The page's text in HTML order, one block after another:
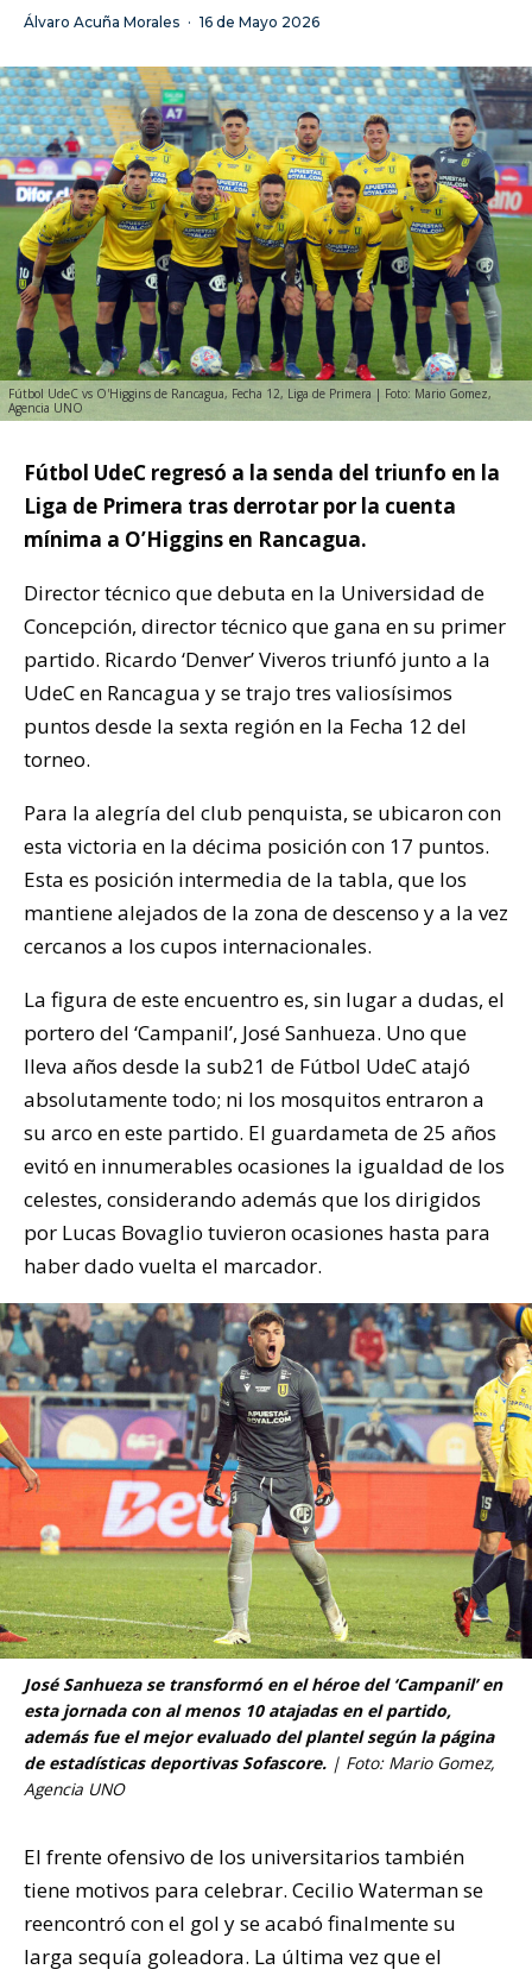
Álvaro Acuña Morales · 16 de Mayo 2026
Fútbol UdeC vs O'Higgins de Rancagua, Fecha 12, Liga de Primera | Foto: Mario Gomez,
Agencia UNO
Fútbol UdeC regresó a la senda del triunfo en la
Liga de Primera tras derrotar por la cuenta
mínima a O’Higgins en Rancagua.
Director técnico que debuta en la Universidad de
Concepción, director técnico que gana en su primer
partido. Ricardo ‘Denver’ Viveros triunfó junto a la
UdeC en Rancagua y se trajo tres valiosísimos
puntos desde la sexta región en la Fecha 12 del
torneo.
Para la alegría del club penquista, se ubicaron con
esta victoria en la décima posición con 17 puntos.
Esta es posición intermedia de la tabla, que los
mantiene alejados de la zona de descenso y a la vez
cercanos a los cupos internacionales.
La figura de este encuentro es, sin lugar a dudas, el
portero del ‘Campanil’, José Sanhueza. Uno que
lleva años desde la sub21 de Fútbol UdeC atajó
absolutamente todo; ni los mosquitos entraron a
su arco en este partido. El guardameta de 25 años
evitó en innumerables ocasiones la igualdad de los
celestes, considerando además que los dirigidos
por Lucas Bovaglio tuvieron ocasiones hasta para
haber dado vuelta el marcador.
José Sanhueza se transformó en el héroe del ‘Campanil’ en
esta jornada con al menos 10 atajadas en el partido,
además fue el mejor evaluado del plantel según la página
de estadísticas deportivasSofascore. | Foto: Mario Gomez,
Agencia UNO
El frente ofensivo de los universitarios también
tiene motivos para celebrar. Cecilio Waterman se
reencontró con el gol y se acabó finalmente su
larga sequía goleadora. La última vez que el